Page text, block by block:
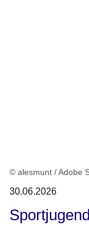
© alesmunt / Adobe
30.06.2026